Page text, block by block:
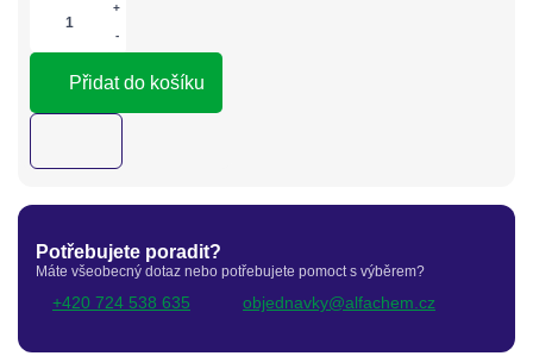
+
-
Přidat do košíku
Potřebujete poradit?
Máte všeobecný dotaz nebo potřebujete pomoct s výběrem?
+420 724 538 635 objednavky@alfachem.cz